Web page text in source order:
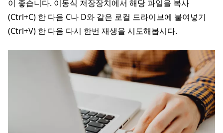
이 좋습니다. 이동식 저장장치에서 해당 파일을 복사
(Ctrl+C) 한 다음 C나 D와 같은 로컬 드라이브에 붙여넣기
(Ctrl+V) 한 다음 다시 한번 재생을 시도해봅시다.